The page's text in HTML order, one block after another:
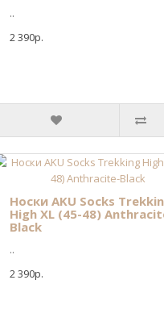
..
2 390р.
Носки AKU Socks
High XL (45-48)
Black
..
2 390р.